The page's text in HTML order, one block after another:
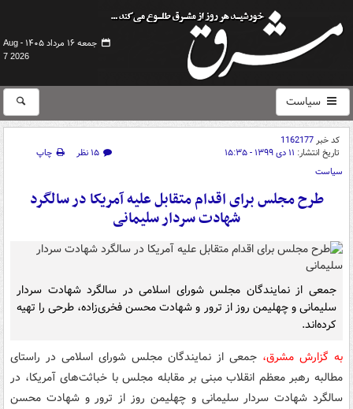
جمعه ۱۶ مرداد ۱۴۰۵ -
Aug
7 2026
سیاست
کد خبر1162177
تاریخ انتشار: ۱۱ دی ۱۳۹۹ - ۱۵:۳۵ ۱۵ نظر
چاپ
سیاست
طرح مجلس برای اقدام متقابل علیه آمریکا در سالگرد
‌شهادت سردار سلیمانی
جمعی از نمایندگان مجلس شورای اسلامی در سالگرد شهادت سردار
سلیمانی و چهلیمن روز از ترور و شهادت محسن فخری‌زاده، طرحی را تهیه
کرده‌اند.
به گزارش مشرق، جمعی از نمایندگان مجلس شورای اسلامی در راستای
مطالبه رهبر معظم انقلاب مبنی بر مقابله مجلس با خباثت‌های آمریکا، در
سالگرد شهادت سردار سلیمانی و چهلیمن روز از ترور و شهادت محسن